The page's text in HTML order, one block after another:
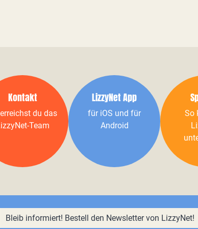
Kontakt
du das
Team
LizzyNet App
für iOS und für
Android
So
Bleib informiert! Bestell den Newsletter von LizzyNet!